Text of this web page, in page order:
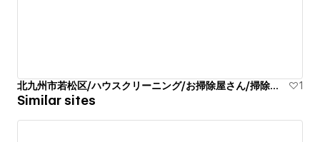
北九州市若松区/ハウスクリーニング/お掃除屋さん/掃除代行業者 1
Similar sites